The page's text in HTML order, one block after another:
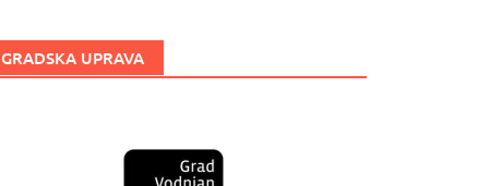
GRADSKA UPRAVA